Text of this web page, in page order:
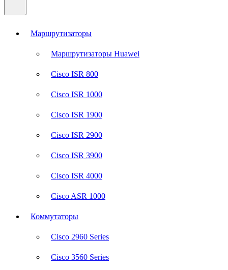
Маршрутизаторы
Маршрутизаторы Huawei
Cisco ISR 800
Cisco ISR 1000
Cisco ISR 1900
Cisco ISR 2900
Cisco ISR 3900
Cisco ISR 4000
Cisco ASR 1000
Коммутаторы
Cisco 2960 Series
Cisco 3560 Series